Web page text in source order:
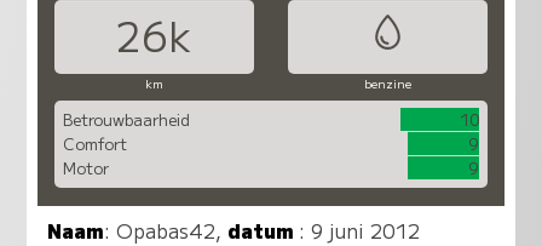
26k
km benzine
Betrouwbaarheid
10
Comfort
9
Motor
9
Naam:Opabas42, datum : 9 juni 2012